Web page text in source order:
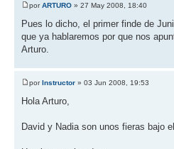
porARTURO » 27 May 2008, 18:40
Pues lo dicho, el primer finde de
que ya hablaremos por que nos
Arturo.
porInstructor » 03 Jun 2008, 19:53
Hola Arturo,
David y Nadia son unos fieras bajo